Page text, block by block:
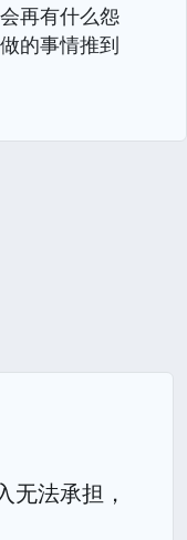
再有什么怨
的事情推到
无法承担，